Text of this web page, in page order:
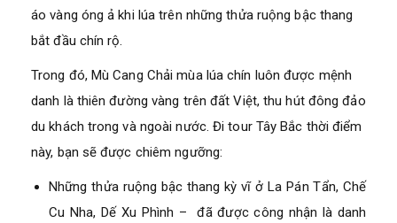
áo vàng óng ả khi lúa trên những thửa ruộng bậc thang
bắt đầu chín rộ.
Trong đó, Mù Cang Chải mùa lúa chín luôn được mệnh
danh là thiên đường vàng trên đất Việt, thu hút đông đảo
du khách trong và ngoài nước. Đi tour Tây Bắc thời điểm
này, bạn sẽ được chiêm ngưỡng:
Những thửa ruộng bậc thang kỳ vĩ ở La Pán Tẩn, Chế
Cu Nha, Dế Xu Phình – đã được công nhận là danh